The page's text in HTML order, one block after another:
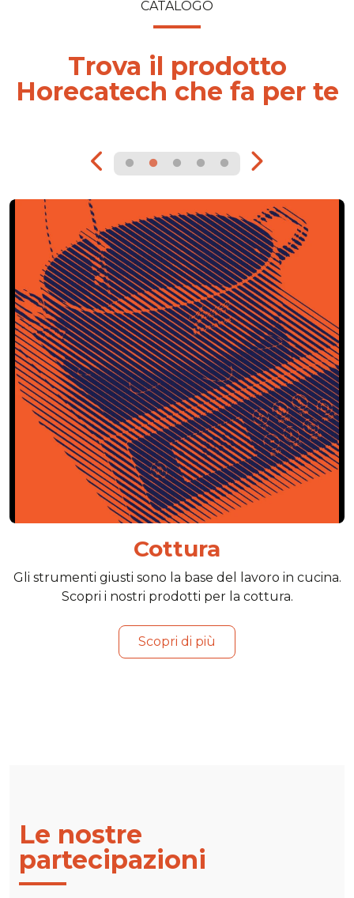
CATALOGO
Trova il prodotto
Horecatech che fa per te
Cottura
Gli strumenti giusti sono la base del lavoro in cucina.
Scopri i nostri prodotti per la cottura.
Scopri di più
Le nostre
partecipazioni